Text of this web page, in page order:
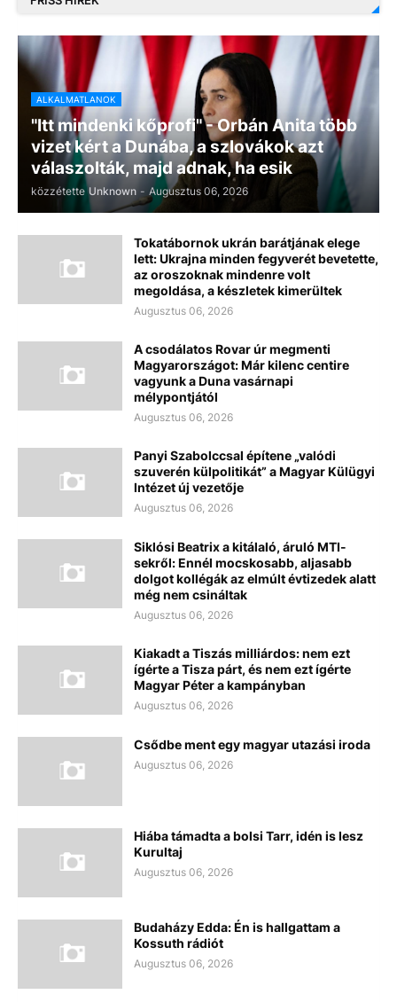
ALKALMATLANOK
"Itt mindenki kőprofi" - Orbán Anita több
vizet kért a Dunába, a szlovákok azt
válaszolták, majd adnak, ha esik
közzétette Unknown - Augusztus 06, 2026
Tokatábornok ukrán barátjának elege
lett: Ukrajna minden fegyverét bevetette,
az oroszoknak mindenre volt
megoldása, a készletek kimerültek
Augusztus 06, 2026
A csodálatos Rovar úr megmenti
Magyarországot: Már kilenc centire
vagyunk a Duna vasárnapi
mélypontjától
Augusztus 06, 2026
Panyi Szabolccsal építene „valódi
szuverén külpolitikát” a Magyar Külügyi
Intézet új vezetője
Augusztus 06, 2026
Siklósi Beatrix a kitálaló, áruló MTI-
sekről: Ennél mocskosabb, aljasabb
dolgot kollégák az elmúlt évtizedek alatt
még nem csináltak
Augusztus 06, 2026
Kiakadt a Tiszás milliárdos: nem ezt
ígérte a Tisza párt, és nem ezt ígérte
Magyar Péter a kampányban
Augusztus 06, 2026
Csődbe ment egy magyar utazási iroda
Augusztus 06, 2026
Hiába támadta a bolsi Tarr, idén is lesz
Kurultaj
Augusztus 06, 2026
Budaházy Edda: Én is hallgattam a
Kossuth rádiót
Augusztus 06, 2026